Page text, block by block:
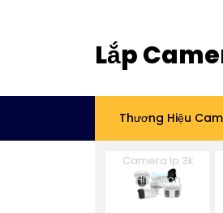
Lắp
Thương Hiệu
Camera Ip 3k
Hikvision